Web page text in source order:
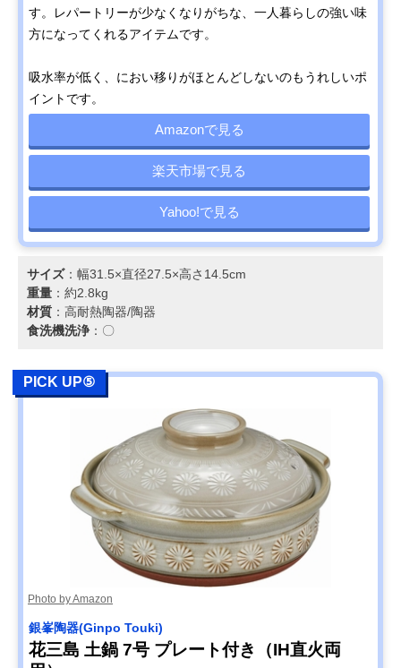
す。レパートリーが少なくなりがちな、一人暮らしの強い味
方になってくれるアイテムです。
吸水率が低く、におい移りがほとんどしないのもうれしいポ
イントです。
Amazonで見る
楽天市場で見る
Yahoo!で見る
サイズ：幅31.5×直径27.5×高さ14.5cm
重量 ：約2.8kg
材質 ：高耐熱陶器/陶器
食洗機洗浄 ：〇
PICK UP⑤
Photo by Amazon
銀峯陶器(Ginpo Touki)
花三島 土鍋 7号 プレート付き（IH直火両